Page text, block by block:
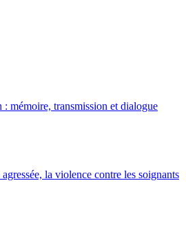
: mémoire, transmission et dialogue
la violence contre les soignants